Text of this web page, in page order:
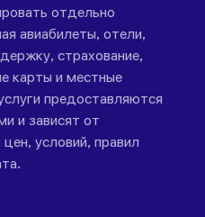
отдельно
авиабилеты, отели,
страхование,
карты и местные
предоставляются
и зависят от
условий, правил